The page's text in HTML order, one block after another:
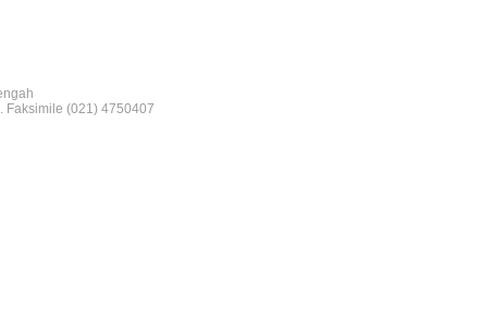
Faksimile (021) 4750407